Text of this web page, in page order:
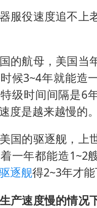
服役速度追不上
的航母，美国当
候3~4年就能造
级时间间隔是6
度是越来越慢的。
国的驱逐舰，上
一年都能造1~2
逐舰得2~3年才能
产速度慢的情况